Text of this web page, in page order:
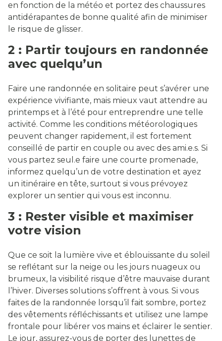
en fonction de la météo et portez des chaussures
antidérapantes de bonne qualité afin de minimiser
le risque de glisser.
2 : Partir toujours en randonnée
avec quelqu’un
Faire une randonnée en solitaire peut s’avérer une
expérience vivifiante, mais mieux vaut attendre au
printemps et à l’été pour entreprendre une telle
activité. Comme les conditions météorologiques
peuvent changer rapidement, il est fortement
conseillé de partir en couple ou avec des ami.e.s. Si
vous partez seul.e faire une courte promenade,
informez quelqu’un de votre destination et ayez
un itinéraire en tête, surtout si vous prévoyez
explorer un sentier qui vous est inconnu.
3 : Rester visible et maximiser
votre vision
Que ce soit la lumière vive et éblouissante du soleil
se reflétant sur la neige ou les jours nuageux ou
brumeux, la visibilité risque d’être mauvaise durant
l’hiver. Diverses solutions s’offrent à vous. Si vous
faites de la randonnée lorsqu’il fait sombre, portez
des vêtements réfléchissants et utilisez une lampe
frontale pour libérer vos mains et éclairer le sentier.
Le jour, assurez-vous de porter des lunettes de